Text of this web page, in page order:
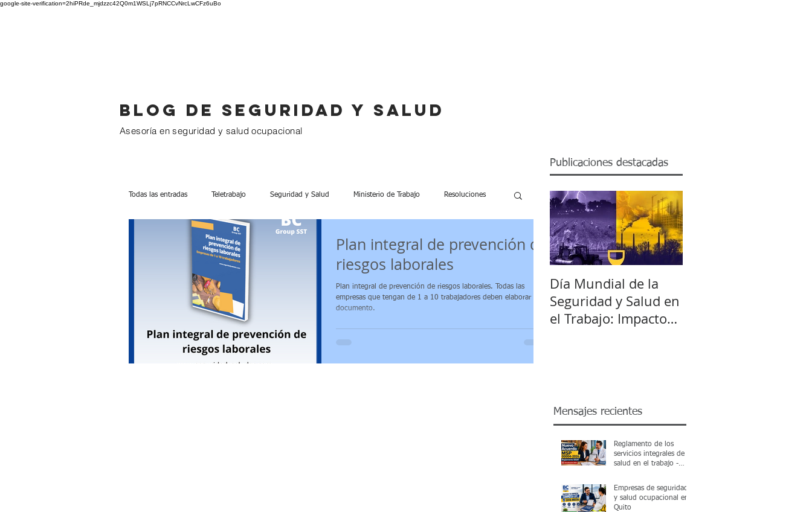
google-site-verification=2hiPRde_mjdzzc42Q0m1WSLj7pRNCCvNrcLwCFz6uBo
Blog de seguridad y salud
Asesoría en seguridad y salud ocupacional
Publicaciones destacadas
Todas las entradas Teletrabajo Seguridad y Salud Ministerio de Trabajo Resoluciones
1 a 10 Trabajadores Más de 10 Trabajadores Seguridad Laboral Listas de Verificación
IESS Riesgos del trabajo Comité paritario Acuerdos Ministeriales
Webinar Ministerio de salud pública MSP
Plan integral de prevención de
riesgos laborales
Plan integral de prevención de riesgos laborales. Todas las
empresas que tengan de 1 a 10 trabajadores deben elaborar el
documento.
Día Mundial de la
Seguridad y Salud en
el Trabajo: Impacto
Mensajes recientes
Reglamento de los
servicios integrales de
salud en el trabajo -
Empresas de seguridad
y salud ocupacional en
Quito